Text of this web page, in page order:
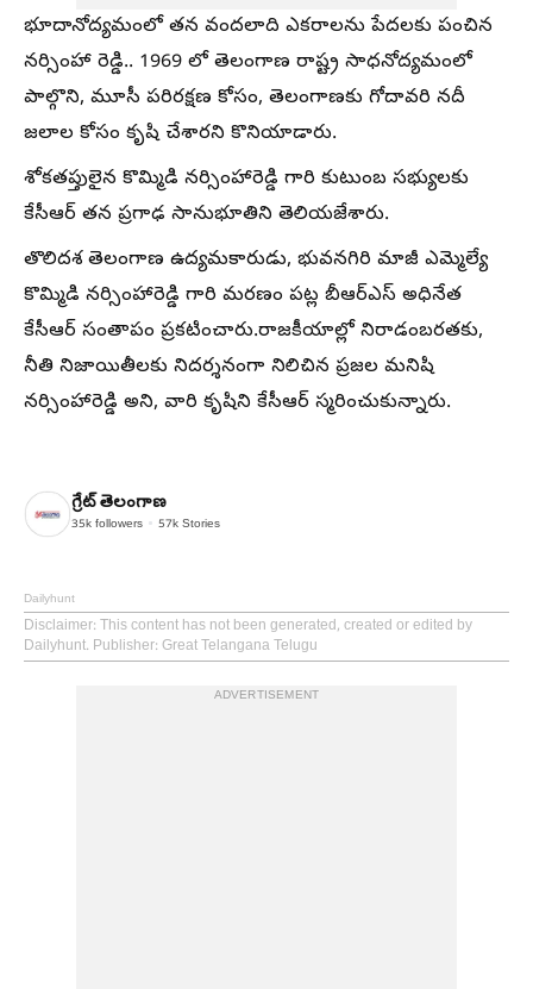
భూదానోద్యమంలో తన వందలాది ఎకరాలను పేదలకు పంచిన
నర్సింహా రెడ్డి.. 1969 లో తెలంగాణ రాష్ట్ర సాధనోద్యమంలో
పాల్గొని, మూసీ పరిరక్షణ కోసం, తెలంగాణకు గోదావరి నదీ
జలాల కోసం కృషి చేశారని కొనియాడారు.
శోకతప్తులైన కొమ్మిడి నర్సింహారెడ్డి గారి కుటుంబ సభ్యులకు
కేసీఆర్ తన ప్రగాఢ సానుభూతిని తెలియజేశారు.
తొలిదశ తెలంగాణ ఉద్యమకారుడు, భువనగిరి మాజీ ఎమ్మెల్యే
కొమ్మిడి నర్సింహారెడ్డి గారి మరణం పట్ల బీఆర్ఎస్ అధినేత
కేసీఆర్ సంతాపం ప్రకటించారు.రాజకీయాల్లో నిరాడంబరతకు,
నీతి నిజాయితీలకు నిదర్శనంగా నిలిచిన ప్రజల మనిషి
నర్సింహారెడ్డి అని, వారి కృషిని కేసీఆర్ స్మరించుకున్నారు.
గ్రేట్ తెలంగాణ
35k followers 57k Stories
Dailyhunt
Disclaimer: This content has not been generated, created or edited by
Dailyhunt. Publisher: Great Telangana Telugu
ADVERTISEMENT